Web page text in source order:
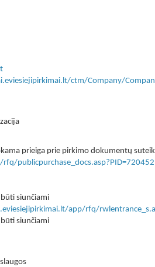
ctm/Company/
prieiga prie pirkimo dokumentų
publicpurchase_docs.asp?PID=720452
siunčiami
app/rfq/
siunčiami